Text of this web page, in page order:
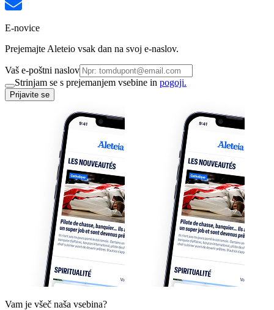
E-novice
Prejemajte Aleteio vsak dan na svoj e-naslov.
Vaš e-poštni naslov
Strinjam se s prejemanjem vsebine in pogoji.
Prijavite se
Vam je všeč naša vsebina?